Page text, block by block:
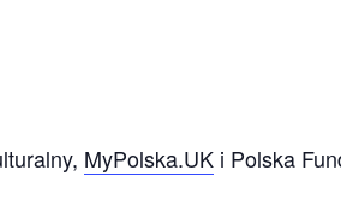
MyPolska.UK i Polska